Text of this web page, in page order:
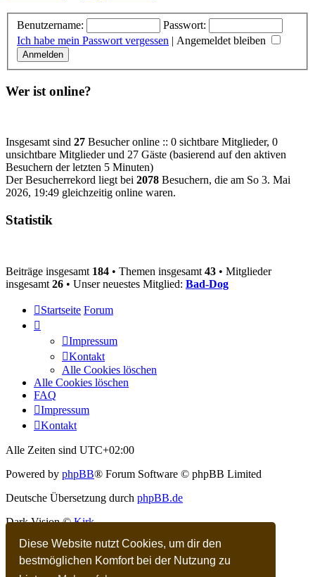
Diese Website nutzt Cookies, um dir den
bestmöglichen Komfort bei der Nutzung zu
Benutzername:
Passwort:
Ich habe mein Passwort vergessen | Angemeldet bleiben
Wer ist online?
Insgesamt sind 27 Besucher online :: 0 sichtbare Mitglieder, 0
unsichtbare Mitglieder und 27 Gäste (basierend auf den aktiven
Besuchern der letzten 5 Minuten)
Der Besucherrekord liegt bei 2078 Besuchern, die am So 3. Mai
2026, 19:49 gleichzeitig online waren.
Statistik
Beiträge insgesamt 184 • Themen insgesamt 43 • Mitglieder
insgesamt 26 • Unser neuestes Mitglied: Bad-Dog
Startseite Forum
Impressum
Kontakt
Alle Cookies löschen
Alle Cookies löschen
FAQ
Impressum
Kontakt
Alle Zeiten sind UTC+02:00
Powered by phpBB® Forum Software © phpBB Limited
Deutsche Übersetzung durch phpBB.de
Dark Vision ©Kirk
Datenschutz |Nutzungsbedingungen